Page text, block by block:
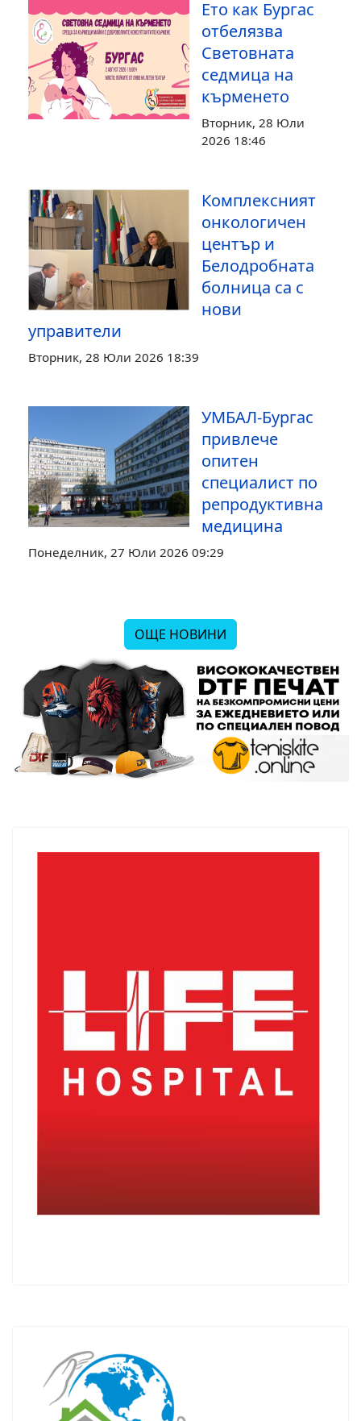
Ето как Бургас
отбелязва
Световната
седмица на
кърменето
Вторник, 28 Юли
2026 18:46
Комплексният
онкологичен
център и
Белодробната
болница са с
нови
управители
Вторник, 28 Юли 2026 18:39
УМБАЛ-Бургас
привлече
опитен
специалист по
репродуктивна
медицина
Понеделник, 27 Юли 2026 09:29
ОЩЕ НОВИНИ